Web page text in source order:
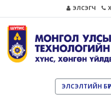
ЭЛСЭГЧ
ЭЛСЭЛТИЙН